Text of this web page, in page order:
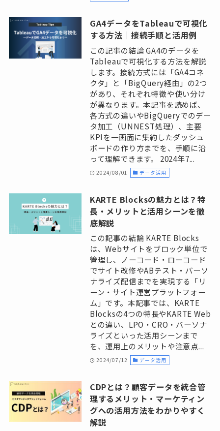
GA4データをTableauで可視化
する方法｜接続手順と活用例
この記事の結論 GA4のデータを
Tableauで可視化する方法を解説
します。接続方式には「GA4コネ
クタ」と「BigQuery経由」の2つ
があり、それぞれ特徴や使い分け
が異なります。本記事を読めば、
各方式の違いやBigQueryでのデー
タ加工（UNNEST処理）、主要
KPIを一画面に集約したダッシュ
ボードの作り方までを、手順に沿
って理解できます。 2024年7...
2024/08/01 データ活用
KARTE Blocksの魅力とは？特
長・メリットと活用シーンを徹
底解説
この記事の結論 KARTE Blocks
は、Webサイトをブロック単位で
管理し、ノーコード・ローコード
でサイト改修やABテスト・パーソ
ナライズ配信までを実現する「リ
ーン・サイト運営プラットフォー
ム」です。本記事では、KARTE
Blocksの4つの特長やKARTE Web
との違い、LPO・CRO・パーソナ
ライズといった活用シーンまで
を、運用上のメリットや注意点...
2024/07/12 データ活用
CDPとは？顧客データを統合管
理するメリット・マーケティン
グへの活用方法をわかりやすく
解説